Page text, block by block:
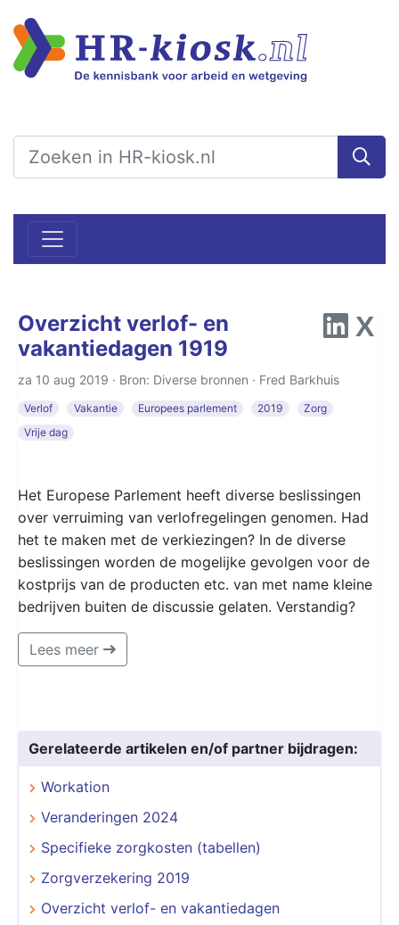
Overzicht verlof- en
vakantiedagen 1919
za 10 aug 2019 · Bron: Diverse bronnen · Fred Barkhuis
Verlof Vakantie Europees parlement 2019
Zorg
Vrije dag
Het Europese Parlement heeft diverse beslissingen
over verruiming van verlofregelingen genomen. Had
het te maken met de verkiezingen? In de diverse
beslissingen worden de mogelijke gevolgen voor de
kostprijs van de producten etc. van met name kleine
bedrijven buiten de discussie gelaten. Verstandig?
Lees meer
Gerelateerde artikelen en/of partner bijdragen:
Workation
Veranderingen 2024
Specifieke zorgkosten (tabellen)
Zorgverzekering 2019
Overzicht verlof- en vakantiedagen